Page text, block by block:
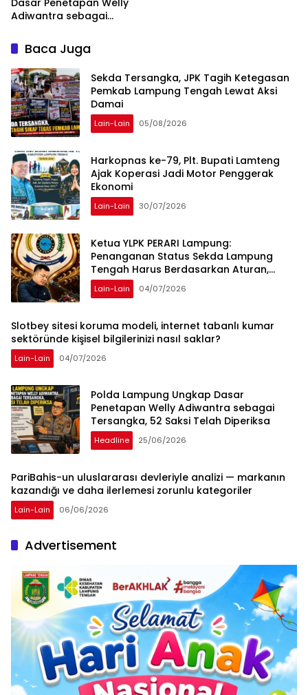
Adiwantra sebagai
Diperiksa
Baca Juga
Sekda Tersangka, JPK Tagih Ketegasan
Pemkab Lampung Tengah Lewat Aksi
Damai
Lain-Lain 05/08/2026
Harkopnas ke-79, Plt. Bupati Lamteng
Ajak Koperasi Jadi Motor Penggerak
Ekonomi
Lain-Lain 30/07/2026
Ketua YLPK PERARI Lampung:
Penanganan Status Sekda Lampung
Tengah Harus Berdasarkan Aturan,
Bukan Tekanan Opini
Lain-Lain 04/07/2026
Slotbey sitesi koruma modeli, internet tabanlı kumar
sektöründe kişisel bilgilerinizi nasıl saklar?
Lain-Lain 04/07/2026
Polda Lampung Ungkap Dasar
Penetapan Welly Adiwantra sebagai
Tersangka, 52 Saksi Telah Diperiksa
Headline 25/06/2026
PariBahis-un uluslararası devleriyle analizi — markanın
kazandığı ve daha ilerlemesi zorunlu kategoriler
Lain-Lain 06/06/2026
Advertisement